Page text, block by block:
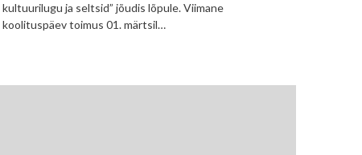
kultuurilugu ja seltsid” jõudis lõpule. Viimane
koolituspäev toimus 01. märtsil…